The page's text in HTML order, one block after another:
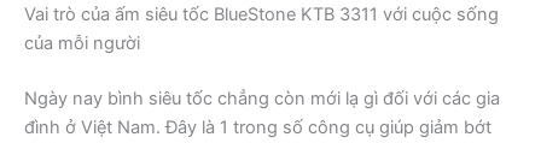
Vai trò của ấm siêu tốc BlueStone KTB 3311 với cuộc sống
của mỗi người
Ngày nay bình siêu tốc chẳng còn mới lạ gì đối với các gia
đình ở Việt Nam. Đây là 1 trong số công cụ giúp giảm bớt